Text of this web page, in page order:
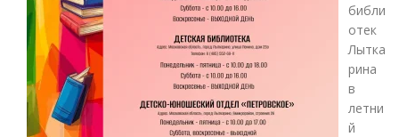
библи
отек
Лытка
рина
в
летни
й